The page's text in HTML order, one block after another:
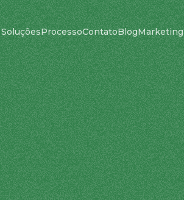
SoluçõesProcessoContatoBlogMarketing